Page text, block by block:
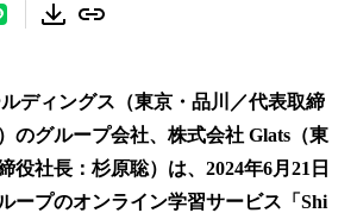
ディングス（東京・品川／代表取締
のグループ会社、株式会社 Glats（東
役社長：杉原聡）は、2024年6月21日
ープのオンライン学習サービス「Shi